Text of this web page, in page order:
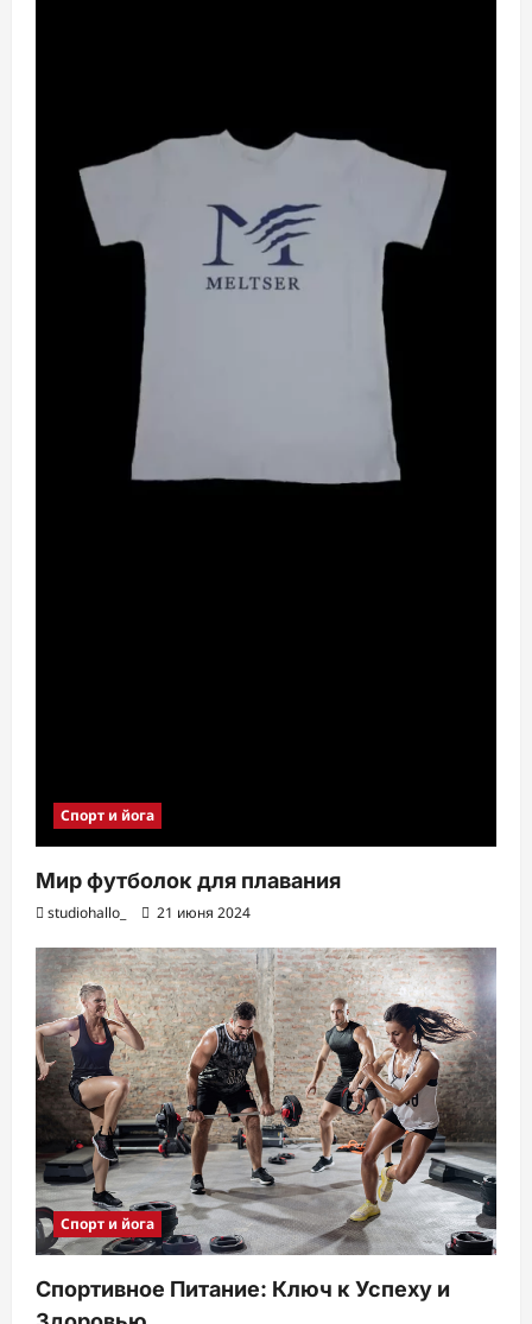
Спорт и йога
Мир футболок для плавания
studiohallo_ 21 июня 2024
Спорт и йога
Спортивное Питание: Ключ к Успеху и